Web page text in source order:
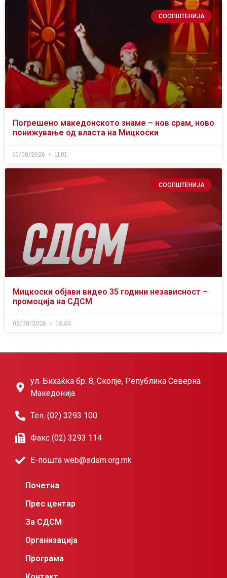
СООПШТЕНИЈА
Погрешено македонското знаме – нов срам, ново
понижување од власта на Мицкоски
10/08/2026 11:01
СООПШТЕНИЈА
Мицкоски објави видео 35 години независност –
промоција на СДСМ
09/08/2026 14:40
ул. Бихаќка бр. 8, Скопје, Република Северна
Македонија
Тел. (02) 3293 100
Факс (02) 3293 114
Е-пошта web@sdsm.org.mk
Почетна
Прес центар
За СДСМ
Организација
Програма